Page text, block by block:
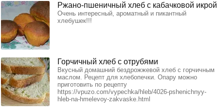
Ржано-пшеничный хлеб с кабачковой икрой
Очень интересный, ароматный и пикантный
хлебушек!!!
Горчичный хлеб с отрубями
Вкусный домашний бездрожжевой хлеб с горчичным
маслом. Рецепт для хлебопечки. Опару можно
приготовить по рецепту
https://vpuzo.com/vypechka/hleb/4026-pshenichnyy-
hleb-na-hmelevoy-zakvaske.html